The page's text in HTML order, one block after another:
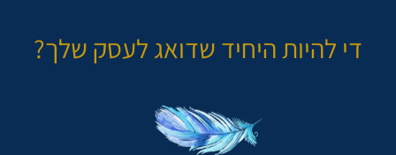
די להיות היחיד שדואג לעסק שלך?